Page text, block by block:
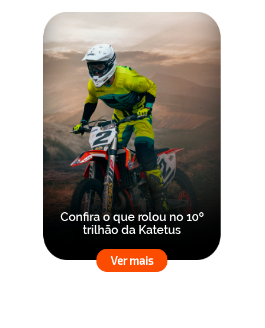
Confira o que rolou no 10º
trilhão da Katetus
Ver mais